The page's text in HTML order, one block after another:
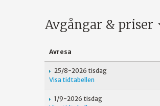
Avgångar & priser
Avresa
25/8-2026 tisdag
Visa tidtabellen
1/9-2026 tisdag